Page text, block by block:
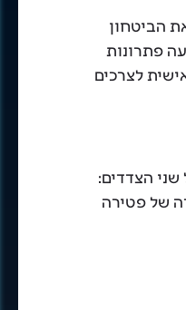
הביטחון
פתרונות
לצרכים
הצדדים:
של פטירה